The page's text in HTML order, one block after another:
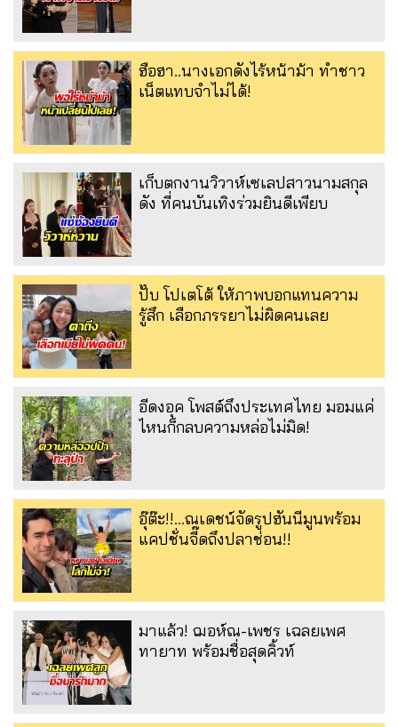
ฮือฮา..นางเอกดังไร้หน้าม้า ทำชาว
เน็ตแทบจำไม่ได้!
เก็บตกงานวิวาห์เซเลปสาวนามสกุล
ดัง ที่คนบันเทิงร่วมยินดีเพียบ
ปั๊บ โปเตโต้ ให้ภาพบอกแทนความ
รู้สึก เลือกภรรยาไม่ผิดคนเลย
อีดงอุค โพสต์ถึงประเทศไทย มอมแค่
ไหนก็กลบความหล่อไม่มิด!
อุ๊ต๊ะ!!...ณเดชน์จัดรูปฮันนีมูนพร้อม
แคปชั่นจี๊ดถึงปลาช่อน!!
มาแล้ว! ฌอห์ณ-เพชร เฉลยเพศ
ทายาท พร้อมชื่อสุดคิ้วท์